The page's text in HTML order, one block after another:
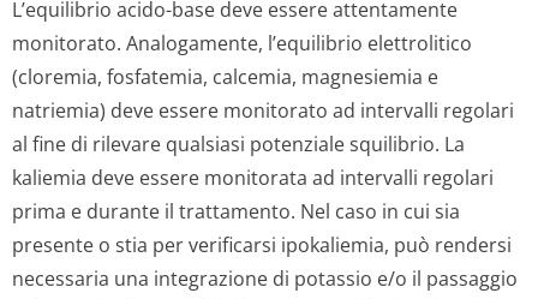
L’equilibrio acido-base deve essere attentamente
monitorato. Analogamente, l’equilibrio elettrolitico
(cloremia, fosfatemia, calcemia, magnesiemia e
natriemia) deve essere monitorato ad intervalli regolari
al fine di rilevare qualsiasi potenziale squilibrio. La
kaliemia deve essere monitorata ad intervalli regolari
prima e durante il trattamento. Nel caso in cui sia
presente o stia per verificarsi ipokaliemia, può rendersi
necessaria una integrazione di potassio e/o il passaggio